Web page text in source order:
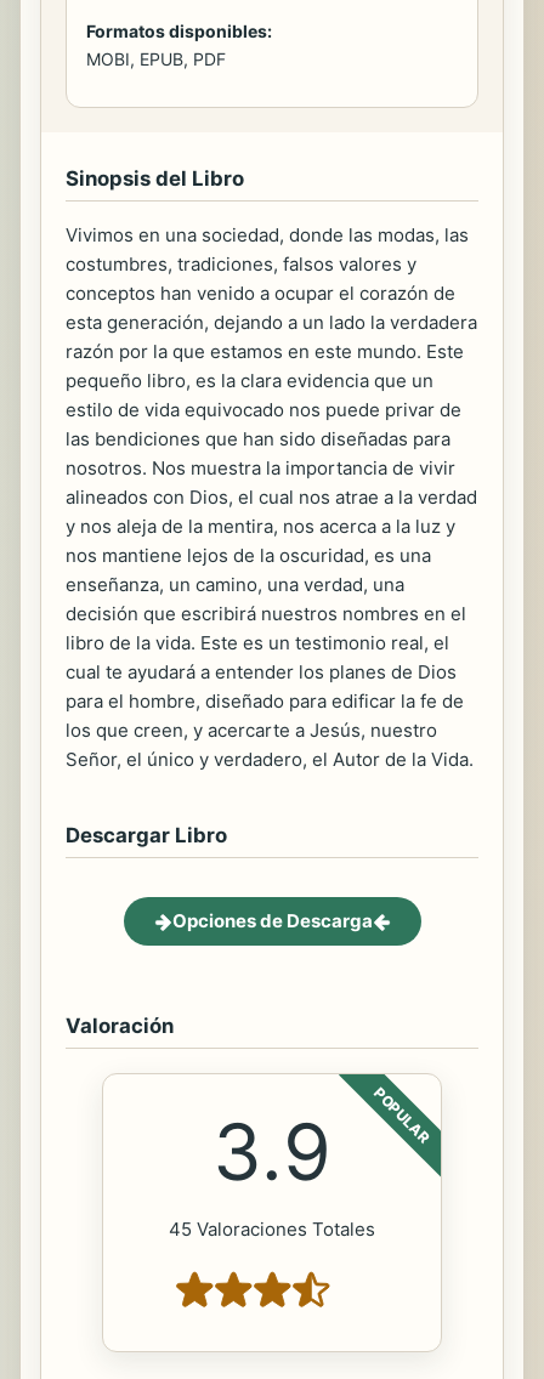
Formatos disponibles:
MOBI, EPUB, PDF
Sinopsis del Libro
Vivimos en una sociedad, donde las modas, las
costumbres, tradiciones, falsos valores y
conceptos han venido a ocupar el corazón de
esta generación, dejando a un lado la verdadera
razón por la que estamos en este mundo. Este
pequeño libro, es la clara evidencia que un
estilo de vida equivocado nos puede privar de
las bendiciones que han sido diseñadas para
nosotros. Nos muestra la importancia de vivir
alineados con Dios, el cual nos atrae a la verdad
y nos aleja de la mentira, nos acerca a la luz y
nos mantiene lejos de la oscuridad, es una
enseñanza, un camino, una verdad, una
decisión que escribirá nuestros nombres en el
libro de la vida. Este es un testimonio real, el
cual te ayudará a entender los planes de Dios
para el hombre, diseñado para edificar la fe de
los que creen, y acercarte a Jesús, nuestro
Señor, el único y verdadero, el Autor de la Vida.
Descargar Libro
Opciones de Descarga
Valoración
POPULAR
3.9
45 Valoraciones Totales